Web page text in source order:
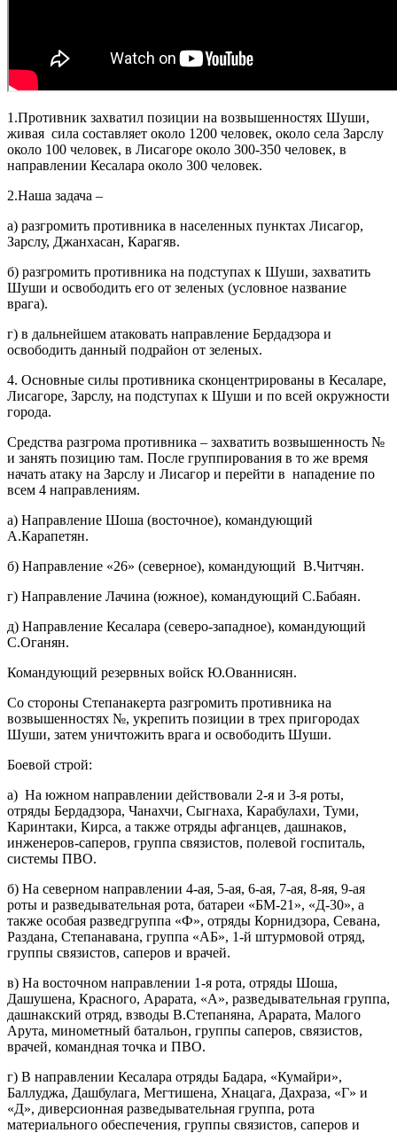
1.Противник захватил позиции на возвышенностях Шуши,
живая сила составляет около 1200 человек, около села Зарслу
около 100 человек, в Лисагоре около 300-350 человек, в
направлении Кесалара около 300 человек.
2.Наша задача –
а) разгромить противника в населенных пунктах Лисагор,
Зарслу, Джанхасан, Карагяв.
б) разгромить противника на подступах к Шуши, захватить
Шуши и освободить его от зеленых (условное название
врага).
г) в дальнейшем атаковать направление Бердадзора и
освободить данный подрайон от зеленых.
4. Основные силы противника сконцентрированы в Кесаларе,
Лисагоре, Зарслу, на подступах к Шуши и по всей окружности
города.
Средства разгрома противника – захватить возвышенность №
и занять позицию там. После группирования в то же время
начать атаку на Зарслу и Лисагор и перейти в нападение по
всем 4 направлениям.
а) Направление Шоша (восточное), командующий
А.Карапетян.
б) Направление «26» (северное), командующий В.Читчян.
г) Направление Лачина (южное), командующий С.Бабаян.
д) Направление Кесалара (северо-западное), командующий
С.Оганян.
Командующий резервных войск Ю.Ованнисян.
Со стороны Степанакерта разгромить противника на
возвышенностях №, укрепить позиции в трех пригородах
Шуши, затем уничтожить врага и освободить Шуши.
Боевой строй:
а) На южном направлении действовали 2-я и 3-я роты,
отряды Бердадзора, Чанахчи, Сыгнаха, Карабулахи, Туми,
Каринтаки, Кирса, а также отряды афганцев, дашнаков,
инженеров-саперов, группа связистов, полевой госпиталь,
системы ПВО.
б) На северном направлении 4-ая, 5-ая, 6-ая, 7-ая, 8-яя, 9-ая
роты и разведывательная рота, батареи «БМ-21», «Д-30», а
также особая разведгруппа «Ф», отряды Корнидзора, Севана,
Раздана, Степанавана, группа «АБ», 1-й штурмовой отряд,
группы связистов, саперов и врачей.
в) На восточном направлении 1-я рота, отряды Шоша,
Дашушена, Красного, Арарата, «А», разведывательная группа,
дашнакский отряд, взводы В.Степаняна, Арарата, Малого
Арута, минометный батальон, группы саперов, связистов,
врачей, командная точка и ПВО.
г) В направлении Кесалара отряды Бадара, «Кумайри»,
Баллуджа, Дашбулага, Мегтишена, Хнацага, Дахраза, «Г» и
«Д», диверсионная разведывательная группа, рота
материального обеспечения, группы связистов, саперов и